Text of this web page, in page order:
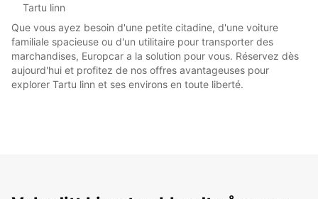
Tartu linn
Que vous ayez besoin d'une petite citadine, d'une voiture
familiale spacieuse ou d'un utilitaire pour transporter des
marchandises, Europcar a la solution pour vous. Réservez dès
aujourd'hui et profitez de nos offres avantageuses pour
explorer Tartu linn et ses environs en toute liberté.